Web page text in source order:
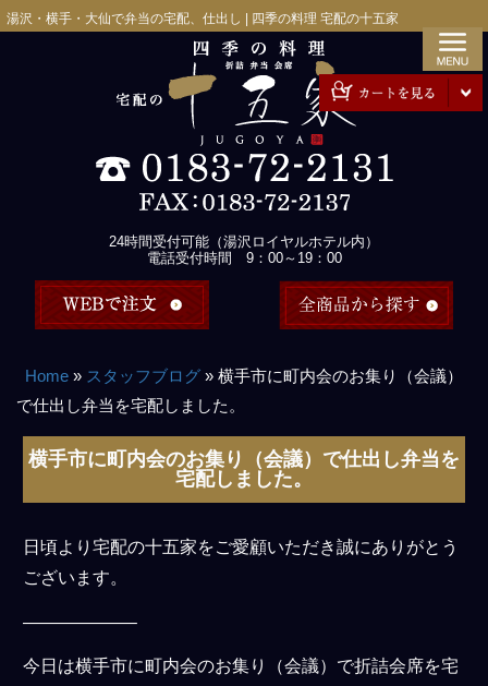
コ湯沢・横手・大仙で弁当の宅配、仕出し | 四季の料理 宅配の十五家
24時間受付可能（湯沢ロイヤルホテル内）
電話受付時間 9：00～19：00
Home» スタッフブログ» 横手市に町内会のお集り（会議）
で仕出し弁当を宅配しました。
横手市に町内会のお集り（会議）で仕出し弁当を
宅配しました。
日頃より宅配の十五家をご愛顧いただき誠にありがとう
ございます。
——————–
今日は横手市に町内会のお集り（会議）で折詰会席を宅